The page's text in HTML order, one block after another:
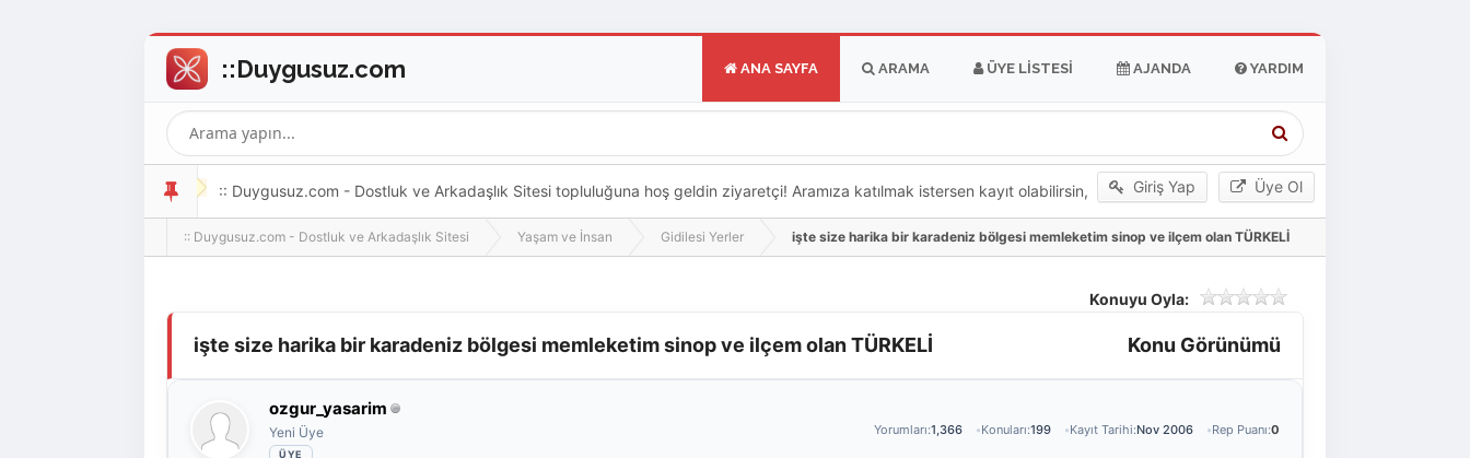
ANA SAYFA ARAMA ÜYE LISTESI AJANDA YARDIM
Giriş Yap Üye Ol
:: Duygusuz.com - Dostluk ve Arkadaşlık Sitesi topluluğuna hoş geldin ziyaretçi! Aramıza katılmak istersen kayıt olabilirsin,
oldukça kolay ve zahmetsizdir.
:: Duygusuz.com - Dostluk ve Arkadaşlık Sitesi Yaşam ve İnsan Gidilesi Yerler işte size harika bir karadeniz bölgesi memleketim sinop ve ilçem olan TÜRKELİ
Konuyu Oyla:
Konu Görünümü
işte size harika bir karadeniz bölgesi memleketim sinop ve ilçem olan TÜRKELİ
ozgur_yasarim
Yeni Üye Yorumları:1,366 Konuları:199 Kayıt Tarihi:Nov 2006 Rep Puanı:0